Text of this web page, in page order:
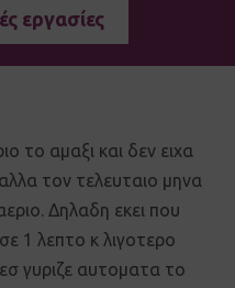
εργασίες
το αμαξι και δεν ειχα
τον τελευταιο μηνα
Δηλαδη εκει που
1 λεπτο κ λιγοτερο
γυριζε αυτοματα το